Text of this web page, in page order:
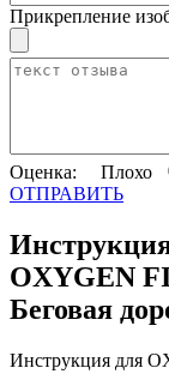
Прикрепление
Оценка: Плохо
ОТПРАВИТЬ
OXYGEN
Беговая
Инструкция для